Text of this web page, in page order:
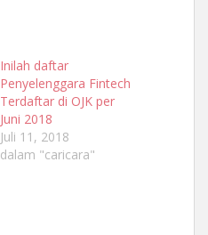
Inilah daftar
Penyelenggara Fintech
Terdaftar di OJK per
Juni 2018
Juli 11, 2018
dalam "caricara"